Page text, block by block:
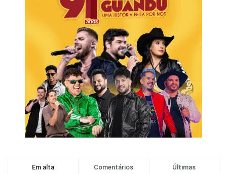
Em alta Comentários Últimas